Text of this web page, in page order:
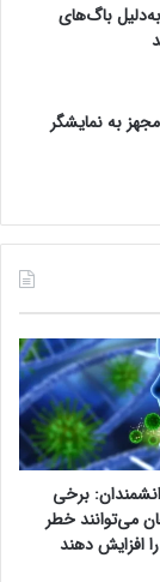
نسخه آزمایشی عمومی iOS 16 به‌دلیل باگ‌های
به نمایشگر
برخی
می‌توانند خطر
را افزایش دهند